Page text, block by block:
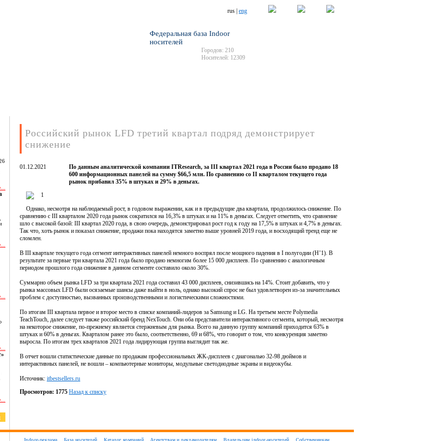
rus | eng
Федеральная база Indoor
носителей
Городов: 210
Носителей: 12309
Российский рынок LFD третий квартал подряд демонстрирует
снижение
01.12.2021
По данным аналитической компании ITResearch, за III квартал 2021 года в России было продано 18
600 информационных панелей на сумму $66,5 млн. По сравнению со II кварталом текущего года
рынок прибавил 35% в штуках и 29% в деньгах.
Однако, несмотря на наблюдаемый рост, в годовом выражении, как и в предыдущие два квартала, продолжилось снижение. По
сравнению с III кварталом 2020 года рынок сократился на 16,3% в штуках и на 11% в деньгах. Следует отметить, что сравнение
шло с высокой базой: III квартал 2020 года, в свою очередь, демонстрировал рост год к году на 17,5% в штуках и 4,7% в деньгах.
Так что, хоть рынок и показал снижение, продажи пока находятся заметно выше уровней 2019 года, и восходящий тренд еще не
сломлен.
В III квартале текущего года сегмент интерактивных панелей немного воспрял после мощного падения в I полугодии (Н’1). В
результате за первые три квартала 2021 года было продано немногим более 15 000 дисплеев. По сравнению с аналогичным
периодом прошлого года снижение в данном сегменте составило около 30%.
Суммарно объем рынка LFD за три квартала 2021 года составил 43 000 дисплеев, снизившись на 14%. Стоит добавить, что у
рынка массовых LFD были осязаемые шансы даже выйти в ноль, однако высокий спрос не был удовлетворен из-за значительных
проблем с доступностью, вызванных производственными и логистическими сложностями.
По итогам III квартала первое и второе место в списке компаний-лидеров за Samsung и LG. На третьем месте Polymedia
TeachTouch, далее следует также российский бренд NexTouch. Они оба представители интерактивного сегмента, который, несмотря
на некоторое снижение, по-прежнему является стержневым для рынка. Всего на данную группу компаний приходится 63% в
штуках и 60% в деньгах. Кварталом ранее это было, соответственно, 69 и 68%, что говорит о том, что конкуренция заметно
выросла. По итогам трех кварталов 2021 года лидирующая группа выглядит так же.
В отчет вошли статистические данные по продажам профессиональных ЖК-дисплеев с диагональю 32-98 дюймов и
интерактивных панелей, не вошли – компьютерные мониторы, модульные светодиодные экраны и видеокубы.
Источник: itbestsellers.ru
Просмотров: 1775 Назад к списку
Indoor-реклама База носителей Каталог компаний Агентствам и рекламодателям Владельцам indoor-носителей Собственникам